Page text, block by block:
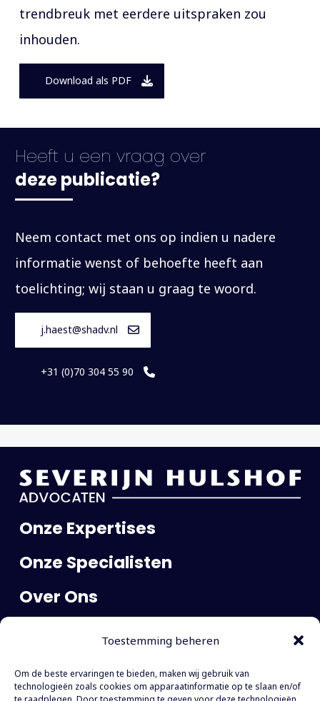
Toestemming beheren
Om de beste ervaringen te bieden, maken wij gebruik van
technologieën zoals cookies om apparaatinformatie op te slaan en/of
trendbreuk met eerdere uitspraken zou
inhouden.
Download als PDF
Heeft u een vraag over
deze publicatie?
Neem contact met ons op indien u nadere
informatie wenst of behoefte heeft aan
toelichting; wij staan u graag te woord.
j.haest@shadv.nl
+31 (0)70 304 55 90
Onze Expertises
Onze Specialisten
Over Ons
Contact